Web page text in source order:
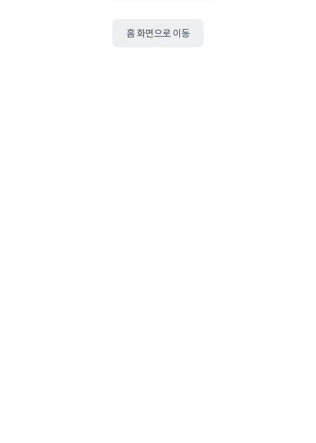
홈 화면으로 이동